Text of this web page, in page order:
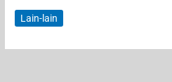
Streaming:
Model
Lain-lain